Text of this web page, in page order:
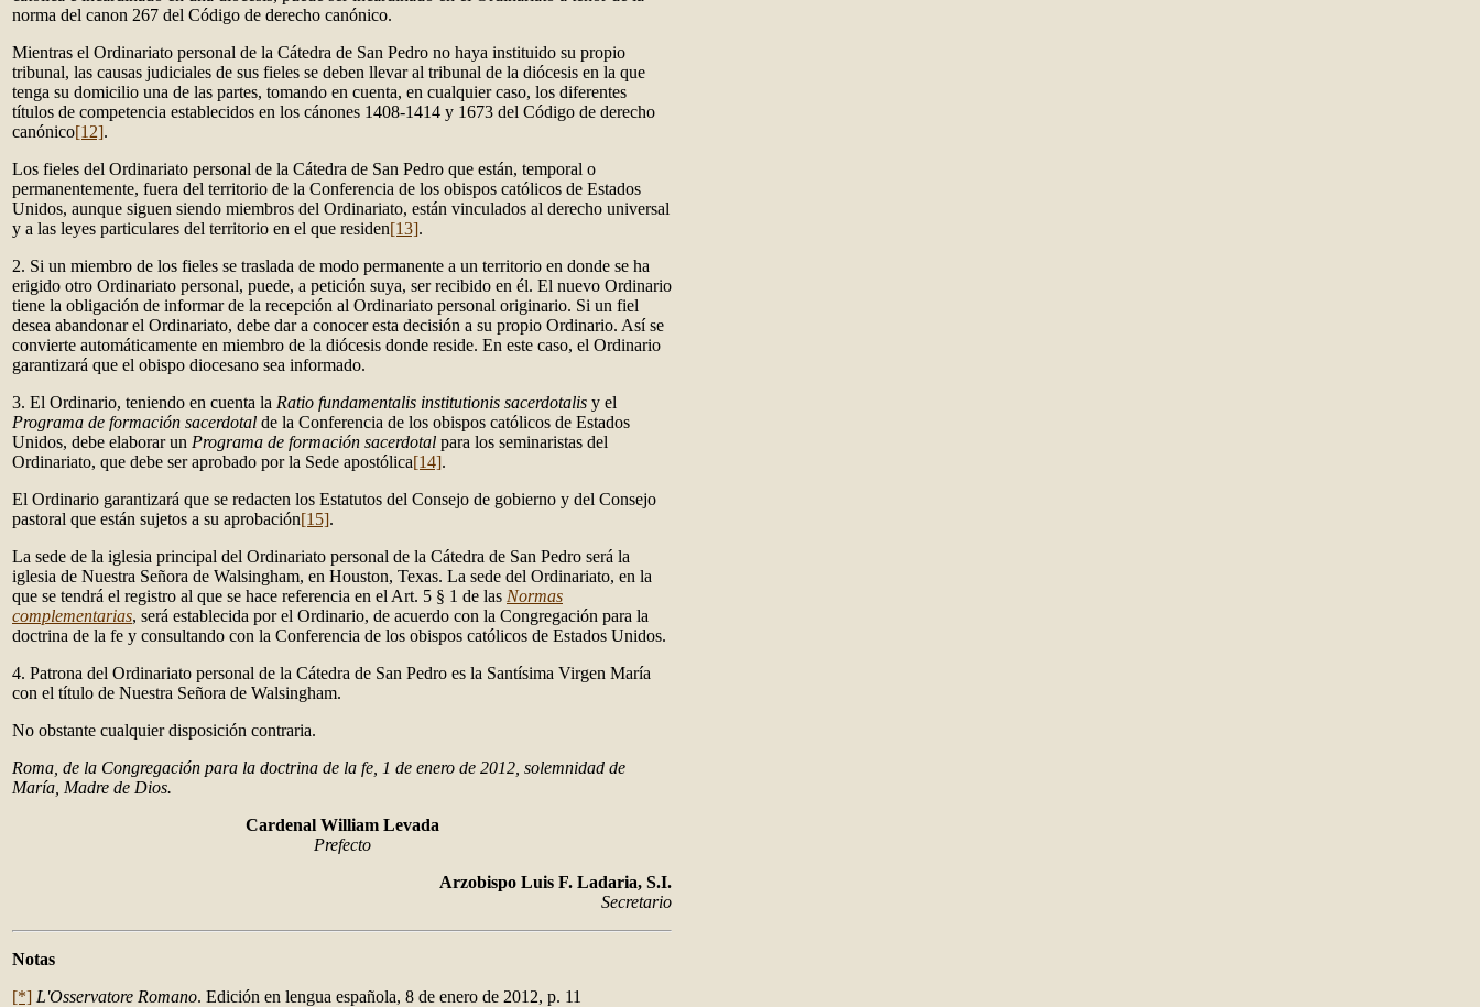
norma del canon 267 del Código de derecho canónico.
Mientras el Ordinariato personal de la Cátedra de San Pedro no haya instituido su propio
tribunal, las causas judiciales de sus fieles se deben llevar al tribunal de la diócesis en la que
tenga su domicilio una de las partes, tomando en cuenta, en cualquier caso, los diferentes
títulos de competencia establecidos en los cánones 1408-1414 y 1673 del Código de derecho
canónico[12].
Los fieles del Ordinariato personal de la Cátedra de San Pedro que están, temporal o
permanentemente, fuera del territorio de la Conferencia de los obispos católicos de Estados
Unidos, aunque siguen siendo miembros del Ordinariato, están vinculados al derecho universal
y a las leyes particulares del territorio en el que residen[13].
2. Si un miembro de los fieles se traslada de modo permanente a un territorio en donde se ha
erigido otro Ordinariato personal, puede, a petición suya, ser recibido en él. El nuevo Ordinario
tiene la obligación de informar de la recepción al Ordinariato personal originario. Si un fiel
desea abandonar el Ordinariato, debe dar a conocer esta decisión a su propio Ordinario. Así se
convierte automáticamente en miembro de la diócesis donde reside. En este caso, el Ordinario
garantizará que el obispo diocesano sea informado.
3. El Ordinario, teniendo en cuenta la Ratio fundamentalis institutionis sacerdotalis y el
Programa de formación sacerdotal de la Conferencia de los obispos católicos de Estados
Unidos, debe elaborar un Programa de formación sacerdotal para los seminaristas del
Ordinariato, que debe ser aprobado por la Sede apostólica[14].
El Ordinario garantizará que se redacten los Estatutos del Consejo de gobierno y del Consejo
pastoral que están sujetos a su aprobación[15].
La sede de la iglesia principal del Ordinariato personal de la Cátedra de San Pedro será la
iglesia de Nuestra Señora de Walsingham, en Houston, Texas. La sede del Ordinariato, en la
que se tendrá el registro al que se hace referencia en el Art. 5 § 1 de las Normas
complementarias, será establecida por el Ordinario, de acuerdo con la Congregación para la
doctrina de la fe y consultando con la Conferencia de los obispos católicos de Estados Unidos.
4. Patrona del Ordinariato personal de la Cátedra de San Pedro es la Santísima Virgen María
con el título de Nuestra Señora de Walsingham.
No obstante cualquier disposición contraria.
Roma, de la Congregación para la doctrina de la fe, 1 de enero de 2012, solemnidad de
María, Madre de Dios.
Cardenal William Levada
Prefecto
Arzobispo Luis F. Ladaria, S.I.
Secretario
Notas
[*] L'Osservatore Romano. Edición en lengua española, 8 de enero de 2012, p. 11